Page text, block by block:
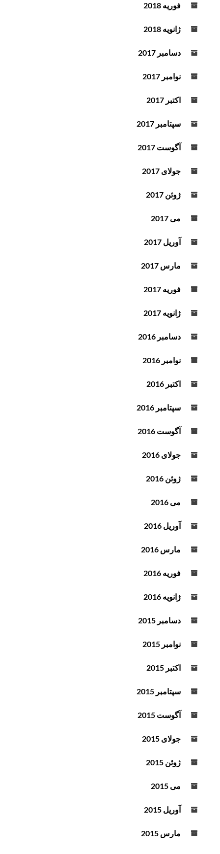
فوریه 2018
ژانویه 2018
دسامبر 2017
نوامبر 2017
اکتبر 2017
سپتامبر 2017
آگوست 2017
جولای 2017
ژوئن 2017
می 2017
آوریل 2017
مارس 2017
فوریه 2017
ژانویه 2017
دسامبر 2016
نوامبر 2016
اکتبر 2016
سپتامبر 2016
آگوست 2016
جولای 2016
ژوئن 2016
می 2016
آوریل 2016
مارس 2016
فوریه 2016
ژانویه 2016
دسامبر 2015
نوامبر 2015
اکتبر 2015
سپتامبر 2015
آگوست 2015
جولای 2015
ژوئن 2015
می 2015
آوریل 2015
مارس 2015